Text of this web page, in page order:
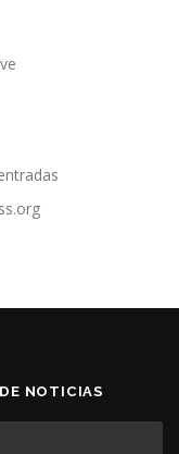
NOTICIAS